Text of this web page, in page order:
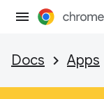
Docs Apps